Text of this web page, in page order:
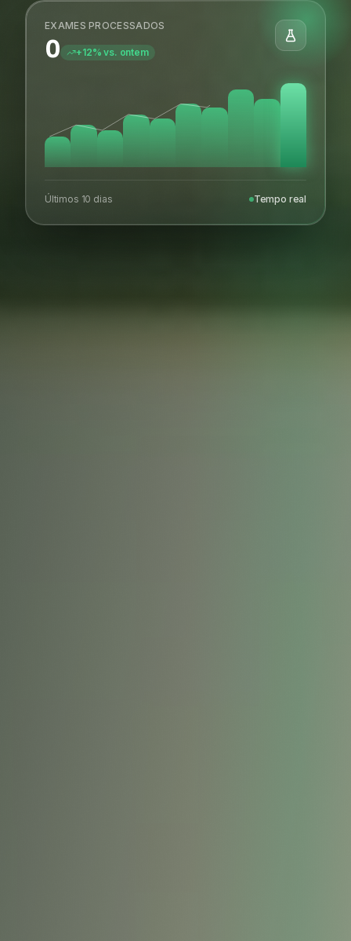
EXAMES PROCESSADOS
0 +12% vs. ontem
Últimos 10 dias Tempo real